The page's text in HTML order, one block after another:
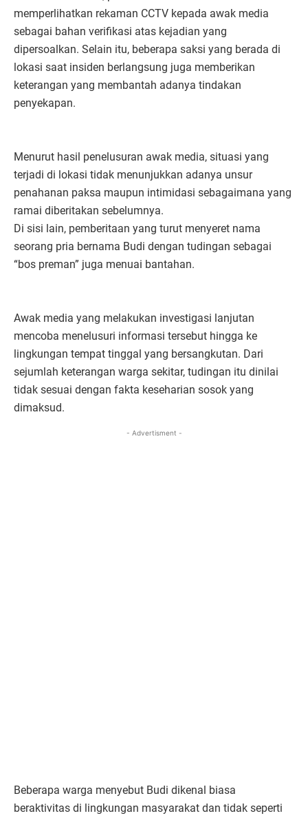
memperlihatkan rekaman CCTV kepada awak media
sebagai bahan verifikasi atas kejadian yang
dipersoalkan. Selain itu, beberapa saksi yang berada di
lokasi saat insiden berlangsung juga memberikan
keterangan yang membantah adanya tindakan
penyekapan.
Menurut hasil penelusuran awak media, situasi yang
terjadi di lokasi tidak menunjukkan adanya unsur
penahanan paksa maupun intimidasi sebagaimana yang
ramai diberitakan sebelumnya.
Di sisi lain, pemberitaan yang turut menyeret nama
seorang pria bernama Budi dengan tudingan sebagai
“bos preman” juga menuai bantahan.
Awak media yang melakukan investigasi lanjutan
mencoba menelusuri informasi tersebut hingga ke
lingkungan tempat tinggal yang bersangkutan. Dari
sejumlah keterangan warga sekitar, tudingan itu dinilai
tidak sesuai dengan fakta keseharian sosok yang
dimaksud.
- Advertisment -
Beberapa warga menyebut Budi dikenal biasa
beraktivitas di lingkungan masyarakat dan tidak seperti